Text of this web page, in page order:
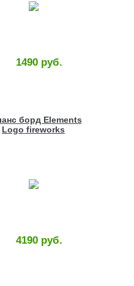
1490 руб.
борд Elements
Logo fireworks
4190 руб.